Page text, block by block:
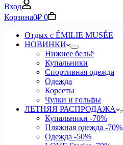
Вход
Корзина0₽ 0
Отдых с ÉMILIE MUSÉE
НОВИНКИ
Нижнее бельё
Купальники
Спортивная одежда
Одежда
Корсеты
Чулки и гольфы
ЛЕТНЯЯ РАСПРОДАЖА
Купальники -70%
Пляжная одежда -70%
Одежда -50%